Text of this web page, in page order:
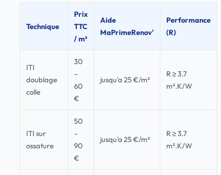
Technique
Prix
TTC
/ m²
Aide
MaPrimeRenov'
Performance
(R)
ITI
doublage
colle
30
–
60
€
jusqu'a 25 €/m²
R ≥ 3.7
m².K/W
ITI sur
ossature
50
–
90
€
jusqu'a 25 €/m²
R ≥ 3.7
m².K/W